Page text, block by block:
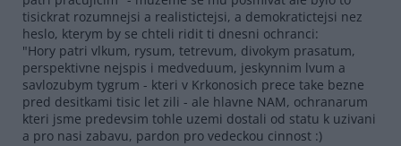
tisickrat rozumnejsi a realistictejsi, a demokratictejsi nez
heslo, kterym by se chteli ridit ti dnesni ochranci:
"Hory patri vlkum, rysum, tetrevum, divokym prasatum,
perspektivne nejspis i medveduum, jeskynnim lvum a
savlozubym tygrum - kteri v Krkonosich prece take bezne
pred desitkami tisic let zili - ale hlavne NAM, ochranarum
kteri jsme predevsim tohle uzemi dostali od statu k uzivani
a pro nasi zabavu, pardon pro vedeckou cinnost :)